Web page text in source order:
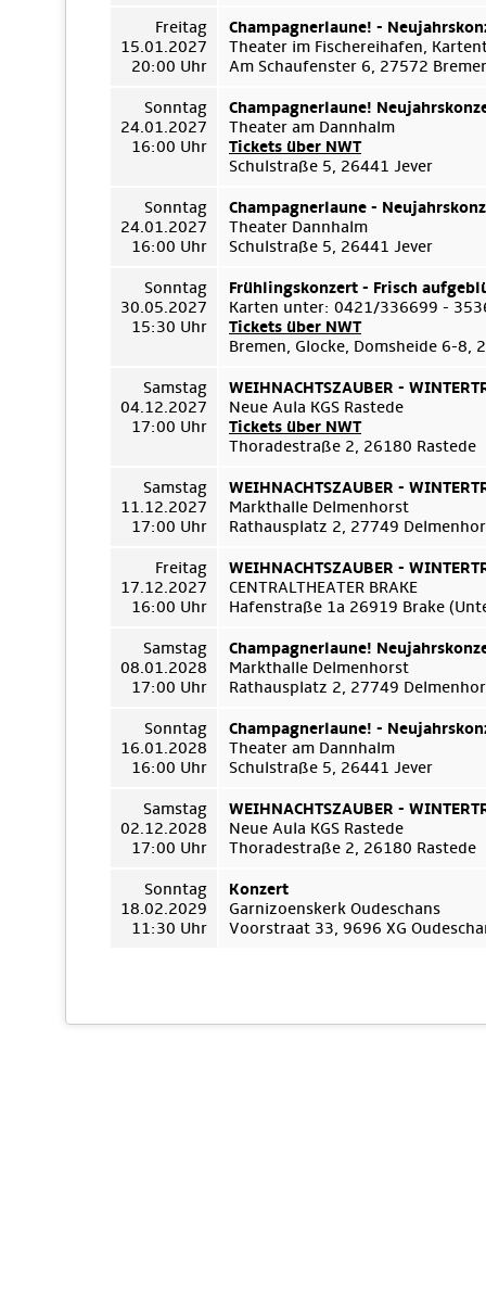
Freitag
15.01.2027
20:00 Uhr
Champagnerlaune! -
Theater im Fischereihafen,
Am Schaufenster 6, 27572
Sonntag
24.01.2027
16:00 Uhr
Champagnerlaune!
Theater am Dannhalm
Tickets über NWT
Schulstraße 5, 26441 Jever
Sonntag
24.01.2027
16:00 Uhr
Champagnerlaune -
Theater Dannhalm
Schulstraße 5, 26441 Jever
Sonntag
30.05.2027
15:30 Uhr
Frühlingskonzert - Frisch
Karten unter: 0421/336699 -
Tickets über NWT
Bremen, Glocke, Domsheide 6-8,
Samstag
04.12.2027
17:00 Uhr
WEIHNACHTSZAUBER -
Neue Aula KGS Rastede
Tickets über NWT
Thoradestraße 2, 26180 Rastede
Samstag
11.12.2027
17:00 Uhr
WEIHNACHTSZAUBER -
Markthalle Delmenhorst
Rathausplatz 2, 27749
Freitag
17.12.2027
16:00 Uhr
WEIHNACHTSZAUBER -
CENTRALTHEATER BRAKE
Hafenstraße 1a 26919 Brake
Samstag
08.01.2028
17:00 Uhr
Champagnerlaune!
Markthalle Delmenhorst
Rathausplatz 2, 27749
Sonntag
16.01.2028
16:00 Uhr
Champagnerlaune! -
Theater am Dannhalm
Schulstraße 5, 26441 Jever
Samstag
02.12.2028
17:00 Uhr
WEIHNACHTSZAUBER -
Neue Aula KGS Rastede
Thoradestraße 2, 26180 Rastede
Sonntag
18.02.2029
11:30 Uhr
Konzert
Garnizoenskerk Oudeschans
Voorstraat 33, 9696 XG